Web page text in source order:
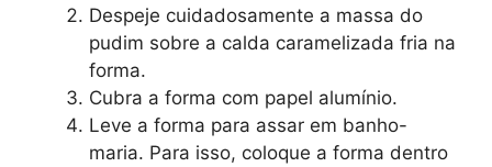
Despeje cuidadosamente a massa do
pudim sobre a calda caramelizada fria na
forma.
Cubra a forma com papel alumínio.
Leve a forma para assar em banho-
maria. Para isso, coloque a forma dentro